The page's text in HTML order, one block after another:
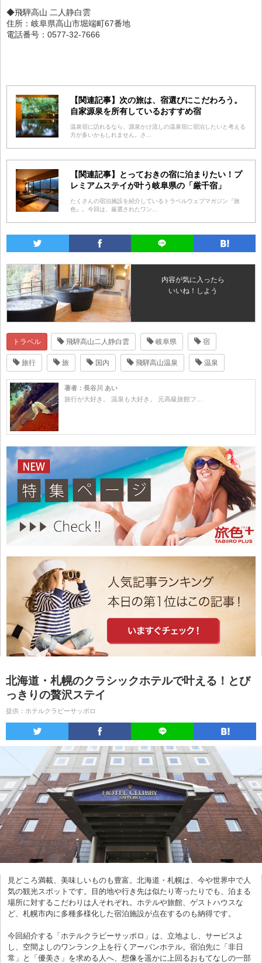
◆飛騨高山 二人静白雲
住所：岐阜県高山市堀端町67番地
電話番号：0577-32-7666
【関連記事】次の旅は、宿選びにこだわろう。
自家源泉を所有しているおすすめ宿
温泉宿に訪れるなら、源泉かけ流しの温泉宿に宿泊したいと考える
方が多いかもしれません。さ...
【関連記事】とっておきの宿に泊まりたい！プ
レミアムステイが叶う岐阜県の「厳千宿」
たくさんの宿泊施設を紹介しているトラベルウェブマガジン『旅
色』。今回は、厳選されたワン...
内容が気に入ったら
いいね！しよう
トラベル 飛騨高山二人静白雲 岐阜県 宿
旅行 旅 国内 飛騨高山温泉 温泉
著者：長谷川 あい
旅行が大好き。 温泉も大好き。 元高級旅館フ…
北海道・札幌のクラシックホテルで叶える！とび
っきりの贅沢ステイ
提供：ホテルクラビーサッポロ
見どころ満載、美味しいものも豊富。北海道・札幌は、今や世界中で人
気の観光スポットです。目的地や行き先は似たり寄ったりでも、泊まる
場所に対するこだわりは人それぞれ。ホテルや旅館、ゲストハウスな
ど、札幌市内に多種多様化した宿泊施設が点在するのも納得です。
今回紹介する「ホテルクラビーサッポロ」は、立地よし、サービスよ
し、空間よしのワンランク上を行くアーバンホテル。宿泊先に「非日
常」と「優美さ」を求める人へ、想像を遥かに上回るおもてなしの一部